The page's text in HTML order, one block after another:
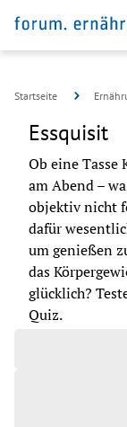
Startseite
Essquisit
Ob eine Tasse
am Abend –
objektiv nicht
dafür
um genießen
das
glücklich?
Quiz.
©